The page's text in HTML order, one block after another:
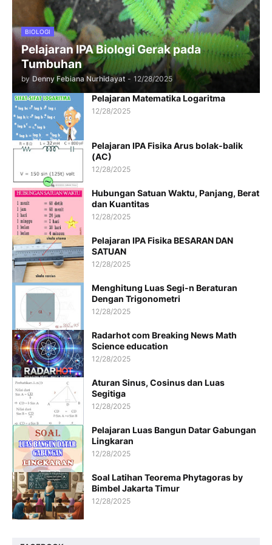
BIOLOGI
Pelajaran IPA Biologi Gerak pada
Tumbuhan
by Denny Febiana Nurhidayat - 12/28/2025
Pelajaran Matematika Logaritma
12/28/2025
Pelajaran IPA Fisika Arus bolak-balik
(AC)
12/28/2025
Hubungan Satuan Waktu, Panjang, Berat
dan Kuantitas
12/28/2025
Pelajaran IPA Fisika BESARAN DAN
SATUAN
12/28/2025
Menghitung Luas Segi-n Beraturan
Dengan Trigonometri
12/28/2025
Radarhot com Breaking News Math
Science education
12/28/2025
Aturan Sinus, Cosinus dan Luas
Segitiga
12/28/2025
Pelajaran Luas Bangun Datar Gabungan
Lingkaran
12/28/2025
Soal Latihan Teorema Phytagoras by
Bimbel Jakarta Timur
12/28/2025